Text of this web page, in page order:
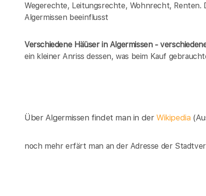
Wegerechte, Leitungsrechte, Wohnrecht, Renten.
Algermissen beeinflusst
Verschiedene Häüser in Algermissen -
ein kleiner Anriss dessen, was beim Kauf
Über Algermissen findet man in derWikipedia
noch mehr erfärt man an der Adresse der